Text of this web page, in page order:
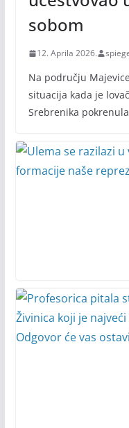
sobom
12. Aprila 2026.
Na području
situacija kada je
Srebrenika